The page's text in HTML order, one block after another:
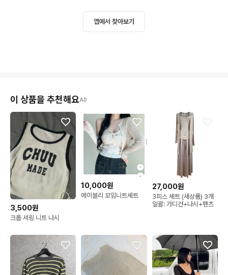
앱에서 찾아보기
이 상품을 추천해요AD
3,500원
크롭 셔링 니트 나시
10,000원
에이블리 꼬임니트세트
27,000원
3피스 세트 (새상품) 3개
일괄: 가디건+나시+팬츠